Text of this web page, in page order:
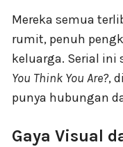
Mereka semua
rumit, penuh
keluarga. Serial ini
You Think You Are?,
punya hubungan
Gaya Visual